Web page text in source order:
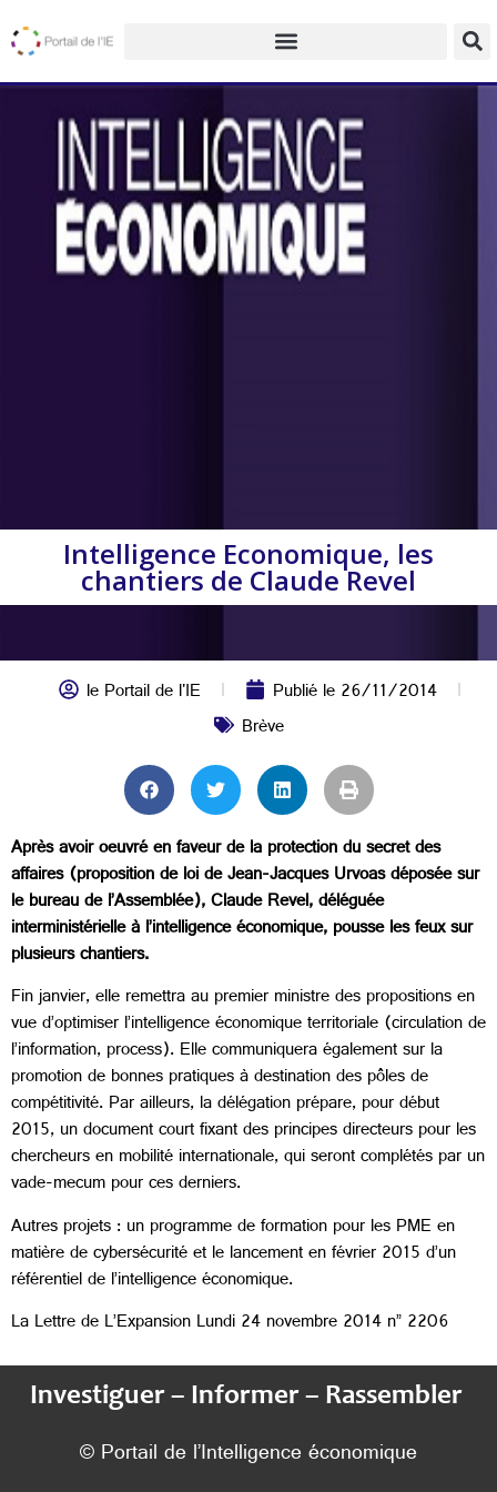
Intelligence Economique, les
chantiers de Claude Revel
le Portail de l'IE Publié le26/11/2014
Brève
Après avoir oeuvré en faveur de la protection du secret des
affaires (proposition de loi de Jean-Jacques Urvoas déposée sur
le bureau de l’Assemblée), Claude Revel, déléguée
interministérielle à l’intelligence économique, pousse les feux sur
plusieurs chantiers.
Fin janvier, elle remettra au premier ministre des propositions en
vue d’optimiser l’intelligence économique territoriale (circulation de
l’information, process). Elle communiquera également sur la
promotion de bonnes pratiques à destination des pôles de
compétitivité. Par ailleurs, la délégation prépare, pour début
2015, un document court fixant des principes directeurs pour les
chercheurs en mobilité internationale, qui seront complétés par un
vade-mecum pour ces derniers.
Autres projets : un programme de formation pour les PME en
matière de cybersécurité et le lancement en février 2015 d’un
référentiel de l’intelligence économique.
La Lettre de L’Expansion Lundi 24 novembre 2014 n” 2206
Investiguer – Informer – Rassembler
© Portail de l’Intelligence économique